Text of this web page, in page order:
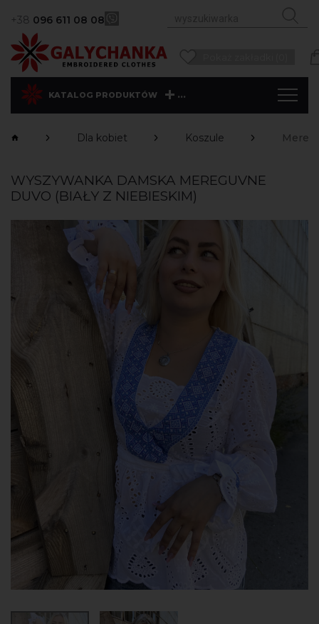
+38 096 611 08 08
KATALOG PRODUKTÓW ...
Dla kobiet Koszule
WYSZYWANKA DAMSKA MEREGUVNE
DUVO (BIAŁY Z NIEBIESKIM)